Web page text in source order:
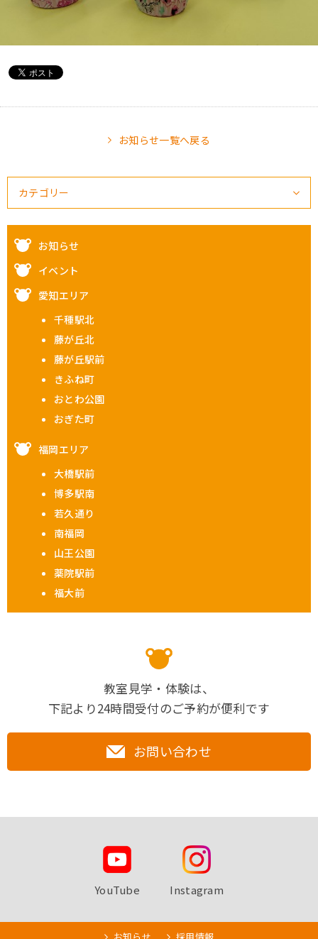
お知らせ一覧へ戻る
カテゴリー
お知らせ
イベント
愛知エリア
千種駅北
藤が丘北
藤が丘駅前
きふね町
おとわ公園
おぎた町
福岡エリア
大橋駅前
博多駅南
若久通り
南福岡
山王公園
薬院駅前
福大前
教室見学・体験は、
下記より24時間受付のご予約が便利です
お問い合わせ
YouTube Instagram